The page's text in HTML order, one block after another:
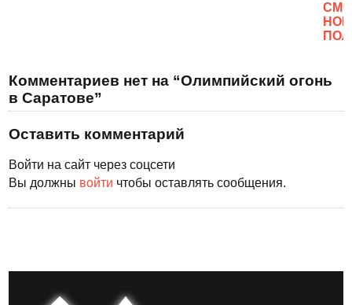
Комментариев нет на “Олимпийский огонь
в Саратове”
Оставить комментарий
Войти на сайт через соцсети
Вы должны войти чтобы оставлять сообщения.